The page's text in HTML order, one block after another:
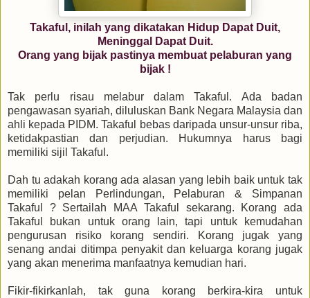
Takaful, inilah yang dikatakan Hidup Dapat Duit,
Meninggal Dapat Duit.
Orang yang bijak pastinya membuat pelaburan yang
bijak !
Tak perlu risau melabur dalam Takaful. Ada badan
pengawasan syariah, diluluskan Bank Negara Malaysia dan
ahli kepada PIDM. Takaful bebas daripada unsur-unsur riba,
ketidakpastian dan perjudian. Hukumnya harus bagi
memiliki sijil Takaful.
Dah tu adakah korang ada alasan yang lebih baik untuk tak
memiliki pelan Perlindungan, Pelaburan & Simpanan
Takaful ? Sertailah MAA Takaful sekarang. Korang ada
Takaful bukan untuk orang lain, tapi untuk kemudahan
pengurusan risiko korang sendiri. Korang jugak yang
senang andai ditimpa penyakit dan keluarga korang jugak
yang akan menerima manfaatnya kemudian hari.
Fikir-fikirkanlah, tak guna korang berkira-kira untuk